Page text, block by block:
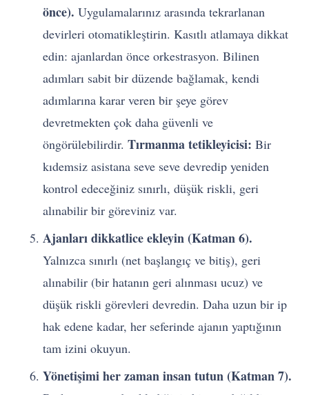
önce). Uygulamalarınız arasında tekrarlanan
devirleri otomatikleştirin. Kasıtlı atlamaya dikkat
edin: ajanlardan önce orkestrasyon. Bilinen
adımları sabit bir düzende bağlamak, kendi
adımlarına karar veren bir şeye görev
devretmekten çok daha güvenli ve
öngörülebilirdir.Tırmanma tetikleyicisi: Bir
kıdemsiz asistana seve seve devredip yeniden
kontrol edeceğiniz sınırlı, düşük riskli, geri
alınabilir bir göreviniz var.
Ajanları dikkatlice ekleyin (Katman 6).
Yalnızca sınırlı (net başlangıç ve bitiş), geri
alınabilir (bir hatanın geri alınması ucuz) ve
düşük riskli görevleri devredin. Daha uzun bir ip
hak edene kadar, her seferinde ajanın yaptığının
tam izini okuyun.
Yönetişimi her zaman insan tutun (Katman 7).